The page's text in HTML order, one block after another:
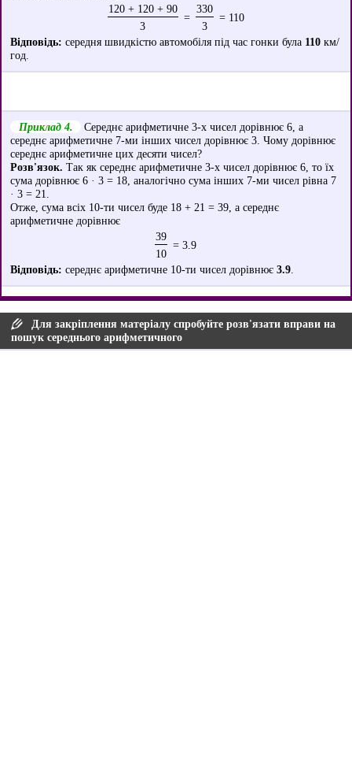
120 + 120 + 90
=
330
= 110
3
3
Відповідь: середня швидкістю автомобіля під час гонки була 110км/
год.
Приклад 4.
Середнє арифметичне 3-х чисел дорівнює 6, а
середнє арифметичне 7-ми інших чисел дорівнює 3. Чому дорівнює
середнє арифметичне цих десяти чисел?
Розв'язок. Так як середнє арифметичне 3-х чисел дорівнює 6, то їх
сума дорівнює 6 · 3 = 18, аналогічно сума інших 7-ми чисел рівна 7
· 3 = 21.
Отже, сума всіх 10-ти чисел буде 18 + 21 = 39, а середнє
арифметичне дорівнює
39
= 3.9
10
Відповідь: середнє арифметичне 10-ти чисел дорівнює 3.9.
Для закріплення матеріалу спробуйте розв'язати вправи на
пошук середнього арифметичного